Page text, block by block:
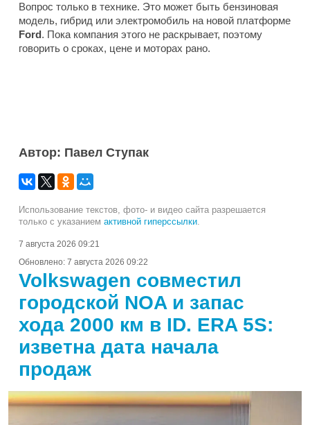
Вопрос только в технике. Это может быть бензиновая
модель, гибрид или электромобиль на новой платформе
Ford. Пока компания этого не раскрывает, поэтому
говорить о сроках, цене и моторах рано.
Автор: Павел Ступак
Использование текстов, фото- и видео сайта разрешается
только с указанием активной гиперссылки.
7 августа 2026 09:21
Обновлено: 7 августа 2026 09:22
Volkswagen совместил
городской NOA и запас
хода 2000 км в ID. ERA 5S:
изветна дата начала
продаж